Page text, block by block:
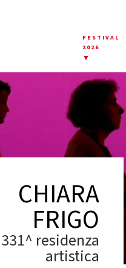
FESTIVAL
2026
▼
CHIARA
FRIGO
331^ residenza
artistica